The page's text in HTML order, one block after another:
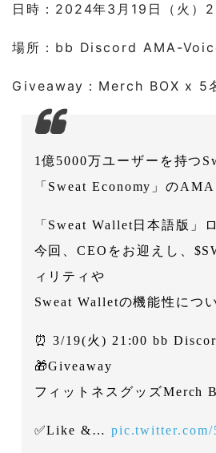
「ムーブメントエコノ
教えてください」
2-1-5
性を教えてください」
2-1-6 「$SWEATは発行上限
うに管理するのですか？」
「Sweat Economyと
なマイルストーンを達成しまし
化しますか？」
2-1-10 「マーケティングでは
ちらが好ましいですか？」
を行う予定はありますか？」
日時：2024年3月19日（火）
場所：bb Discord AMA-
Giveaway：Merch BOX x 5
1億5000万ユーザーを持つ
「Sweat Economy」の
「Sweat Wallet日本語版」
今回、CEOをお迎えし、
ィリティや
Sweat Walletの機能性につ
⏰ 3/19(火) 21:00 bb
🎁Giveaway
フィットネスグッズMerch
✅Like &… pic.twitter.com/